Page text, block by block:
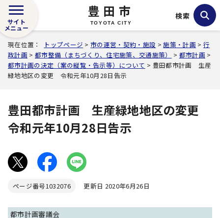
豊田市
TOYOTA CITY
サイト
メニュー
検索
現在位置： トップページ >市の運営・契約・施設 >施策・計画> 行
政計画> 都市整備（まちづくり、住宅施策、交通施策） > 都市計画>
都市計画の決定（案の縦覧・告示等）について > 豊田都市計画 生産
緑地地区の変更 令和元年10月28日告示
豊田都市計画 生産緑地地区の変更
令和元年10月28日告示
ページ番号1032076 更新日 2020年6月26日
都市計画審議会